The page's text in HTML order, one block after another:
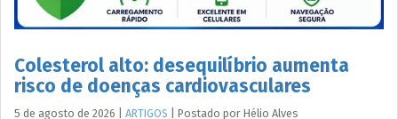
Colesterol alto: desequilíbrio aumenta
risco de doenças cardiovasculares
5 de agosto de 2026 ARTIGOS Postado por Hélio Alves